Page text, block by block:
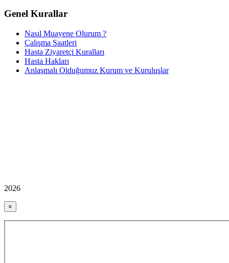
Genel Kurallar
Nasıl Muayene Olurum ?
Çalışma Saatleri
Hasta Ziyaretçi Kuralları
Hasta Hakları
Anlaşmalı Olduğumuz Kurum ve Kuruluşlar
2026
×